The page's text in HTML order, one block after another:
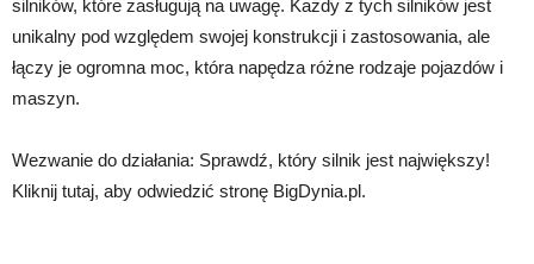
silników, które zasługują na uwagę. Każdy z tych silników jest
unikalny pod względem swojej konstrukcji i zastosowania, ale
łączy je ogromna moc, która napędza różne rodzaje pojazdów i
maszyn.
Wezwanie do działania: Sprawdź, który silnik jest największy!
Kliknij tutaj, aby odwiedzić stronę BigDynia.pl.